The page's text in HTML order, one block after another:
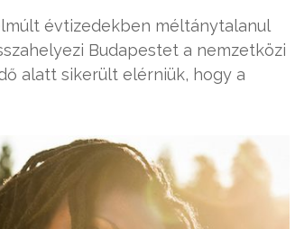
évtizedekben méltánytalanul
Budapestet a nemzetközi
alatt sikerült elérniük, hogy a